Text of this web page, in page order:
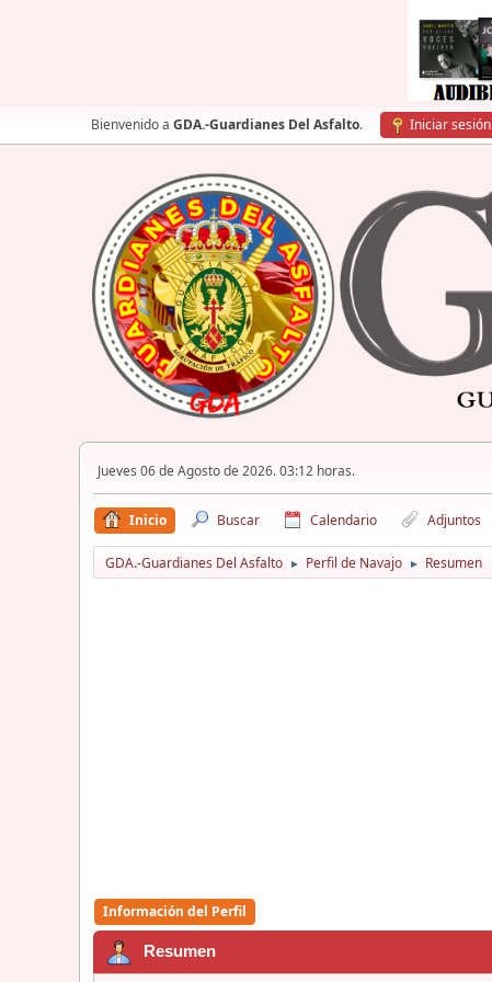
Bienvenido a GDA.-Guardianes Del Asfalto. Iniciar sesión
Jueves 06 de Agosto de 2026. 03:12 horas.
Inicio Buscar Calendario Adjuntos
GDA.-Guardianes Del Asfalto ► Perfil de Navajo ► Resumen
Información del Perfil
Resumen